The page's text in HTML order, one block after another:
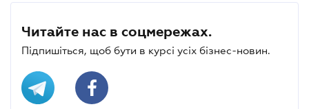
Читайте нас в соцмережах.
Підпишіться, щоб бути в курсі усіх бізнес-новин.